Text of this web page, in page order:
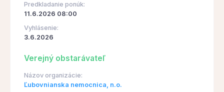
Predkladanie ponúk:
11.6.2026 08:00
Vyhlásenie:
3.6.2026
Verejný obstarávateľ
Názov organizácie:
Ľubovnianska nemocnica, n.o.